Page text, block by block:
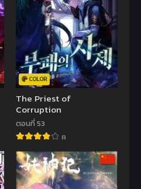
COLOR
The Priest of
Corruption
ตอนที่ 53
8